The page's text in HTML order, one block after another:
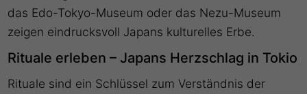
das Edo-Tokyo-Museum oder das Nezu-Museum
zeigen eindrucksvoll Japans kulturelles Erbe.
Rituale erleben – Japans Herzschlag in Tokio
Rituale sind ein Schlüssel zum Verständnis der